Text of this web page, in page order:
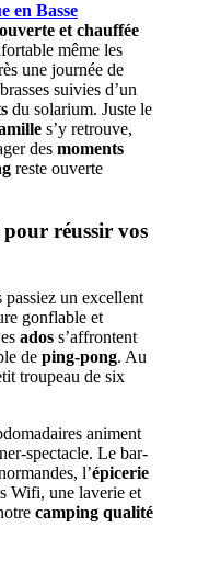
en Basse
et chauffée
même les
une journée de
suivies d’un
du solarium. Juste le
s’y retrouve,
des moments
reste ouverte
réussir vos
un excellent
gonflable et
ados s’affrontent
de ping-pong. Au
troupeau de six
animent
spectacle. Le bar-
l’épicerie
Wifi, une laverie et
camping qualité